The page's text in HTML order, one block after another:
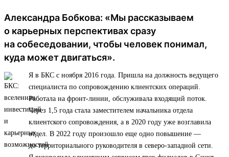
Александра Бобкова: «Мы рассказываем
о карьерных перспективах сразу
на собеседовании, чтобы человек понимал,
куда может двигаться».
Я в БКС с ноября 2016 года. Пришла на должность ведущего
специалиста по сопровождению клиентских операций.
Работала на фронт-линии, обслуживала входящий поток.
Через 1,5 года стала заместителем начальника отдела
клиентского сопровождения, а в 2020 году уже возглавила
отдел. В 2022 году произошло еще одно повышение —
до территориального руководителя в северо-западной сети.